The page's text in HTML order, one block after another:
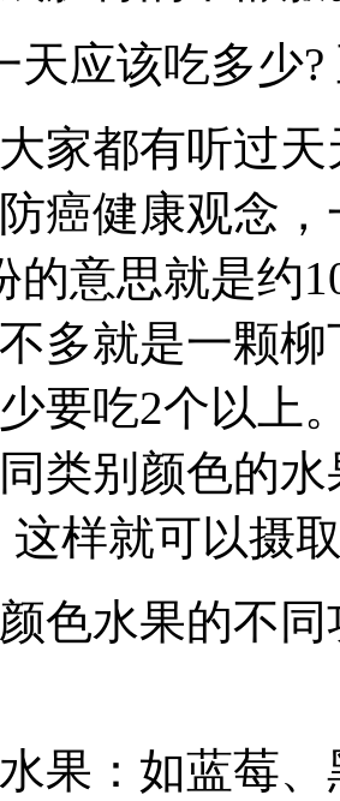
应该吃多少?
都有听过天
癌健康观念
的意思就是约
多就是一颗
要吃2个以上
类别颜色的
这样就可以摄
水果的不同
：如蓝莓、